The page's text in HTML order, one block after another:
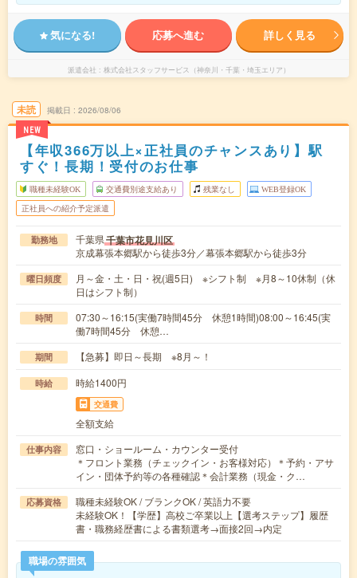
気になる! 応募へ進む 詳しく見る
派遣会社 株式会社スタッフサービス（神奈川・千葉・埼玉エリア）
未読
NEW
掲載日 2026/08/06
【年収366万以上×正社員のチャンスあり】駅
すぐ！長期！受付のお仕事
職種未経験OK 交通費別途支給あり 残業なし WEB登録OK
正社員への紹介予定派遣
勤務地 千葉県千葉市花見川区
京成幕張本郷駅から徒歩3分／幕張本郷駅から徒歩3分
曜日頻度
月～金・土・日・祝(週5日) ※シフト制 ※月8～10休制（休
日はシフト制）
時間
07:30～16:15(実働7時間45分 休憩1時間)08:00～16:45(実
働7時間45分 休憩…
期間 【急募】即日～長期 ※8月～！
時給 時給1400円
交通費
全額支給
仕事内容
窓口・ショールーム・カウンター受付
＊フロント業務（チェックイン・お客様対応）＊予約・アサ
イン・団体予約等の各種確認＊会計業務（現金・ク…
応募資格
職種未経験OK / ブランクOK / 英語力不要
未経験OK！【学歴】高校ご卒業以上【選考ステップ】履歴
書・職務経歴書による書類選考→面接2回→内定
職場の雰囲気